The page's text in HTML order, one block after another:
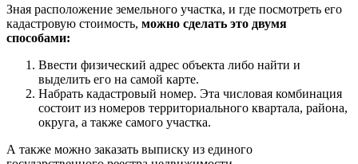
Зная расположение земельного участка, и где посмотреть его
кадастровую стоимость, можно сделать это двумя
способами:
Ввести физический адрес объекта либо найти и
выделить его на самой карте.
Набрать кадастровый номер. Эта числовая комбинация
состоит из номеров территориального квартала, района,
округа, а также самого участка.
А также можно заказать выписку из единого